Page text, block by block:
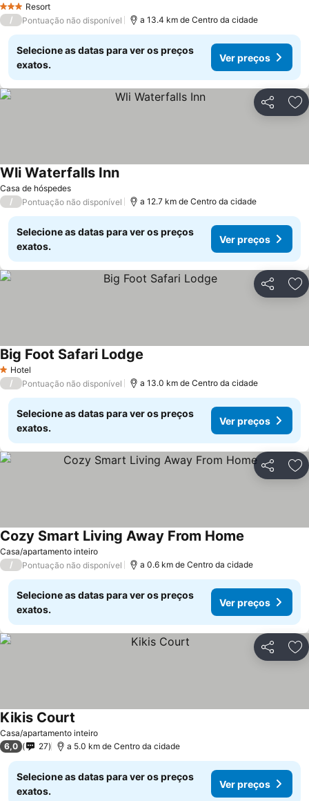
3 EstrelasResort
/ Pontuação não disponível a 13.4 km de Centro da cidade
Selecione as datas para ver os preços
exatos.
Ver preços
Partilhar
Casa de hóspedes
Wli Waterfalls Inn
/ Pontuação não disponível a 12.7 km de Centro da cidade
Selecione as datas para ver os preços
exatos.
Ver preços
Partilhar
1 Estrelas
Hotel
Big Foot Safari Lodge
/ Pontuação não disponível a 13.0 km de Centro da cidade
Selecione as datas para ver os preços
exatos.
Ver preços
Partilhar
Casa/apartamento inteiro
Cozy Smart Living Away From Home
/ Pontuação não disponível a 0.6 km de Centro da cidade
Selecione as datas para ver os preços
exatos.
Ver preços
Partilhar
Casa/apartamento inteiro
Kikis Court
6,0 27 a 5.0 km de Centro da cidade
Selecione as datas para ver os preços
exatos.
Ver preços